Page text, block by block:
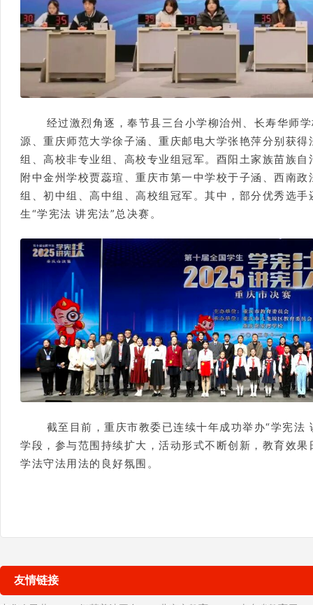
经过激烈角逐，奉节县三台小学柳治州、长寿华师
源、重庆师范大学徐子涵、重庆邮电大学张艳萍分别获
组、高校非专业组、高校专业组冠军。酉阳土家族苗族
附中金州学校贾蕊瑄、重庆市第一中学校于子涵、西南
组、初中组、高中组、高校组冠军。其中，部分优秀选
生“学宪法 讲宪法”总决赛。
截至目前，重庆市教委已连续十年成功举办“学宪法
学段，参与范围持续扩大，活动形式不断创新，教育效
学法守法用法的良好氛围。
友情链接